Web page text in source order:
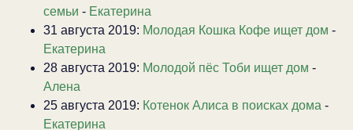
семьи - Екатерина
31 августа 2019: Молодая Кошка Кофе ищет дом -
Екатерина
28 августа 2019: Молодой пёс Тоби ищет дом -
Алена
25 августа 2019: Котенок Алиса в поисках дома -
Екатерина